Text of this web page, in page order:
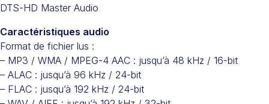
DTS-HD Master Audio
Caractéristiques audio
Format de fichier lus :
– MP3 / WMA / MPEG-4 AAC : jusqu’à 48 kHz / 16-bit
– ALAC : jusqu’à 96 kHz / 24-bit
– FLAC : jusqu’à 192 kHz / 24-bit